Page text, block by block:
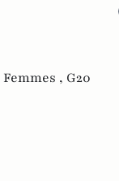
Femmes , G20